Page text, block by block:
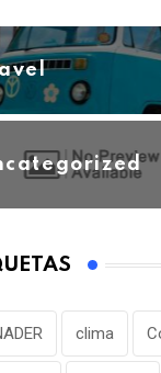
clima